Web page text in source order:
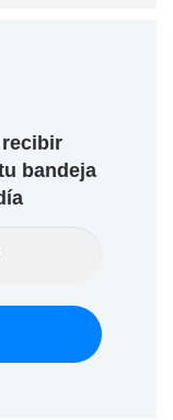
recibir
bandeja